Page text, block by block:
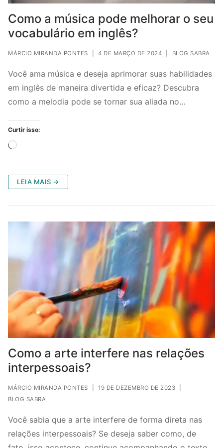
Como a música pode melhorar o seu
vocabulário em inglês?
MÁRCIO MIRANDA PONTES 4 DE MARÇO DE 2024 BLOG SABRA
Você ama música e deseja aprimorar suas habilidades
em inglês de maneira divertida e eficaz? Descubra
como a melodia pode se tornar sua aliada no…
Curtir isso:
Carregando...
LEIA MAIS →
Como a arte interfere nas relações
interpessoais?
MÁRCIO MIRANDA PONTES 19 DE DEZEMBRO DE 2023
BLOG SABRA
Você sabia que a arte interfere de forma direta nas
relações interpessoais? Se deseja saber como, de